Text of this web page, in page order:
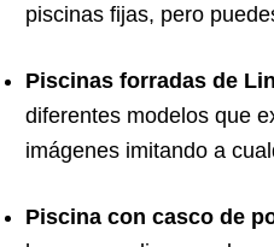
piscinas fijas, pero
Piscinas forradas de
diferentes modelos que
imágenes imitando a
Piscina con casco de